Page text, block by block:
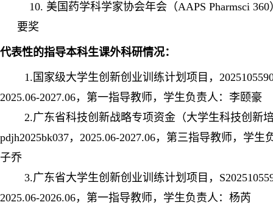
10. 美国药学科学家协会年会（AAPS Pharmsci 360
要奖
代表性的指导本科生课外科研情况：
1.国家级大学生创新创业训练计划项目，
2025.06-2027.06，第一指导教师，学生负责人：李颐豪
2.广东省科技创新战略专项资金（大学生科技创新
pdjh2025bk037，2025.06-2027.06，第三指导教师，学生
子乔
3.广东省大学生创新创业训练计划项目，
2025.06-2026.06，第一指导教师，学生负责人：杨芮